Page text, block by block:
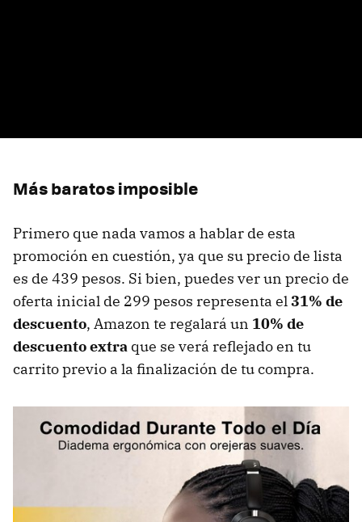
Más baratos imposible
Primero que nada vamos a hablar de esta
promoción en cuestión, ya que su precio de lista
es de 439 pesos. Si bien, puedes ver un precio de
oferta inicial de 299 pesos representa el31% de
descuento, Amazon te regalará un 10% de
descuento extra que se verá reflejado en tu
carrito previo a la finalización de tu compra.